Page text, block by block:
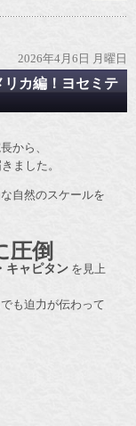
2026年4月6日 月曜日
カ編！ヨセミテ
から、
ました。
自然のスケールを
圧倒
キャピタン を見上
も迫力が伝わって